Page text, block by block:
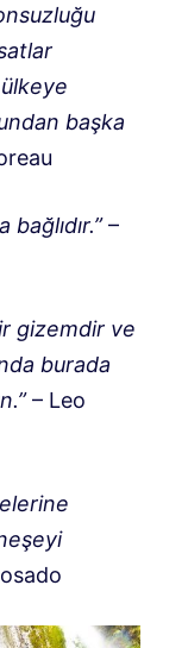
başka
bağlıdır.”–
gizemdir ve
burada
– Leo